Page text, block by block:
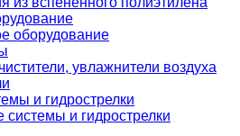
оборудование
увлажнители воздуха
и гидрострелки
системы и гидрострелки